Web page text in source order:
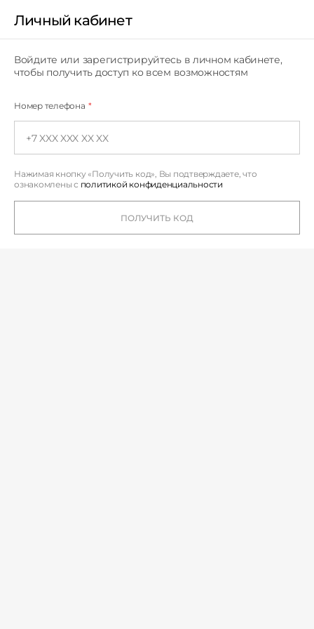
Личный кабинет
Личный кабинет
Войдите или зарегистрируйтесь в личном кабинете,
чтобы получить доступ ко всем возможностям
Номер телефона *
Нажимая кнопку «Получить код», Вы подтверждаете,что
ознакомлены с политикой конфиденциальности
ПОЛУЧИТЬ КОД